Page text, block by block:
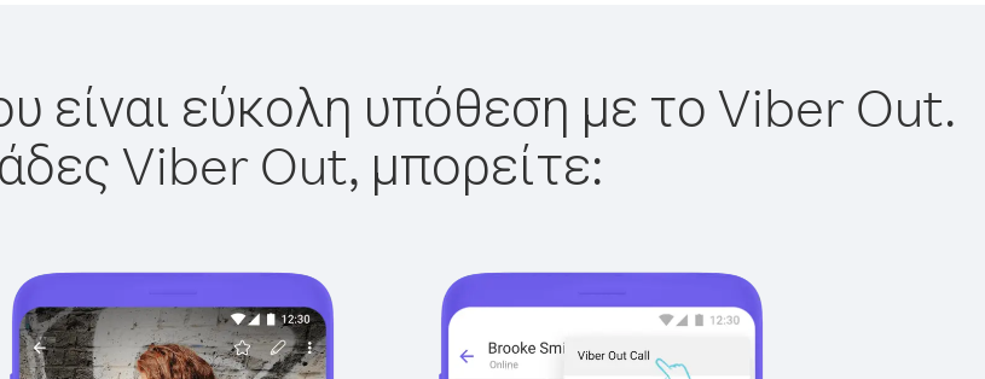
είναι εύκολη υπόθεση με το Viber Out.
Viber Out, μπορείτε: